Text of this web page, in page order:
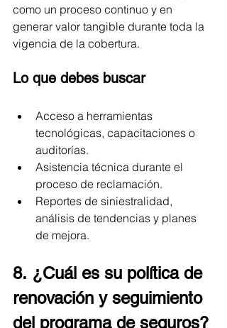
como un proceso continuo y en
generar valor tangible durante toda la
vigencia de la cobertura.
Lo que debes buscar
Acceso a herramientas
tecnológicas, capacitaciones o
auditorías.
Asistencia técnica durante el
proceso de reclamación.
Reportes de siniestralidad,
análisis de tendencias y planes
de mejora.
8. ¿Cuál es su política de
renovación y seguimiento
del programa de seguros?